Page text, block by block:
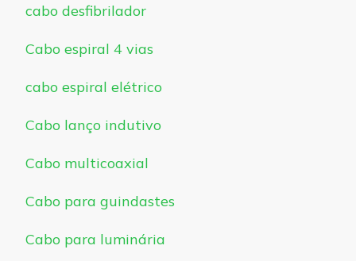
cabo desfibrilador
Cabo espiral 4 vias
cabo espiral elétrico
Cabo lanço indutivo
Cabo multicoaxial
Cabo para guindastes
Cabo para luminária